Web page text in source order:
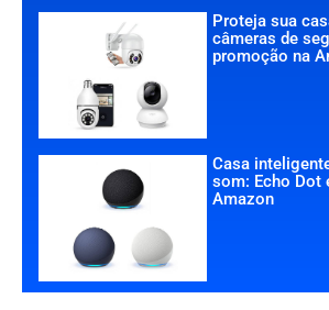
Proteja sua
câmeras de
promoção na
Casa
som: Echo Dot
Amazon